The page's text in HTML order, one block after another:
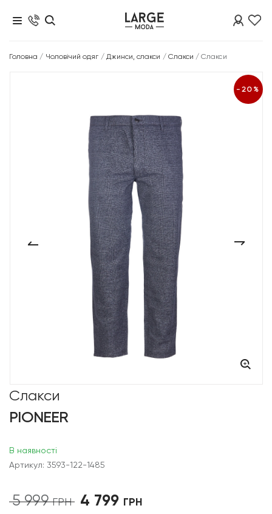
Головна / Чоловічий одяг / Джинси, слакси / Слакси /Слакси
-20%
Слакси
PIONEER
В наявності
Артикул: 3593-122-1485
5 999ГРН
Оригінальна
4 799 ГРН